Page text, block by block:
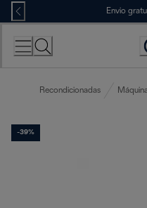
Skip
to
Content
Envio
Recondicionadas
-39%